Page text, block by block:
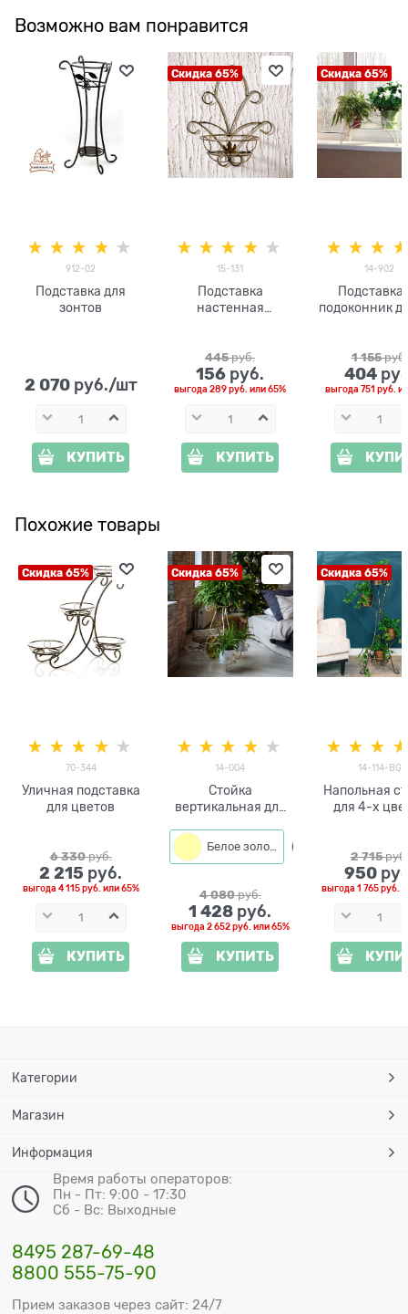
Возможно вам понравится
912-02
Подставка для
зонтов
2 070 руб./шт
КУПИТЬ
Скидка 65%
15-131
Подставка
настенная
445 руб.
156 руб.
выгода289 руб. или65%
КУПИТЬ
Скидка 65%
14-902
Подставка
подоконник
1 155 руб.
404
выгода 751 руб.
Похожие товары
Скидка 65%
70-344
Уличная подставка
для цветов
6 330 руб.
2 215 руб.
выгода 4 115 руб. или65%
КУПИТЬ
Скидка 65%
14-004
Стойка
вертикальная для
Белое золото
4 080 руб.
1 428 руб.
выгода 2 652 руб. или65%
КУПИТЬ
Скидка 65%
14-114-BG
Напольная
для 4-х
2 715 руб.
950
выгода 1 765 руб.
Категории
Магазин
Информация
Время работы операторов:
Пн - Пт: 9:00 - 17:30
Сб - Вс: Выходные
8495 287-69-48
8800 555-75-90
Прием заказов через сайт: 24/7